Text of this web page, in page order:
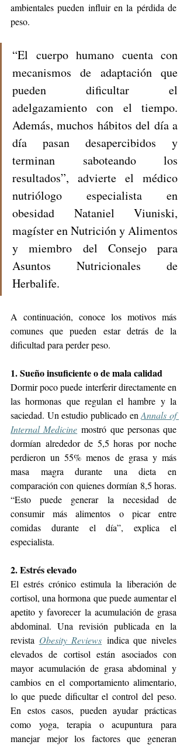
ambientales pueden influir en la pérdida de
peso.
“El cuerpo humano cuenta con
mecanismos de adaptación que
pueden dificultar el
adelgazamiento con el tiempo.
Además, muchos hábitos del día a
día pasan desapercibidos y
terminan saboteando los
resultados”, advierte el médico
nutriólogo especialista en
obesidad Nataniel Viuniski,
magíster en Nutrición y Alimentos
y miembro del Consejo para
Asuntos Nutricionales de
Herbalife.
A continuación, conoce los motivos más
comunes que pueden estar detrás de la
dificultad para perder peso.
1. Sueño insuficiente o de mala calidad
Dormir poco puede interferir directamente en
las hormonas que regulan el hambre y la
saciedad. Un estudio publicado en Annals of
Internal Medicine mostró que personas que
dormían alrededor de 5,5 horas por noche
perdieron un 55% menos de grasa y más
masa magra durante una dieta en
comparación con quienes dormían 8,5 horas.
“Esto puede generar la necesidad de
consumir más alimentos o picar entre
comidas durante el día”, explica el
especialista.
2. Estrés elevado
El estrés crónico estimula la liberación de
cortisol, una hormona que puede aumentar el
apetito y favorecer la acumulación de grasa
abdominal. Una revisión publicada en la
revista Obesity Reviews indica que niveles
elevados de cortisol están asociados con
mayor acumulación de grasa abdominal y
cambios en el comportamiento alimentario,
lo que puede dificultar el control del peso.
En estos casos, pueden ayudar prácticas
como yoga, terapia o acupuntura para
manejar mejor los factores que generan